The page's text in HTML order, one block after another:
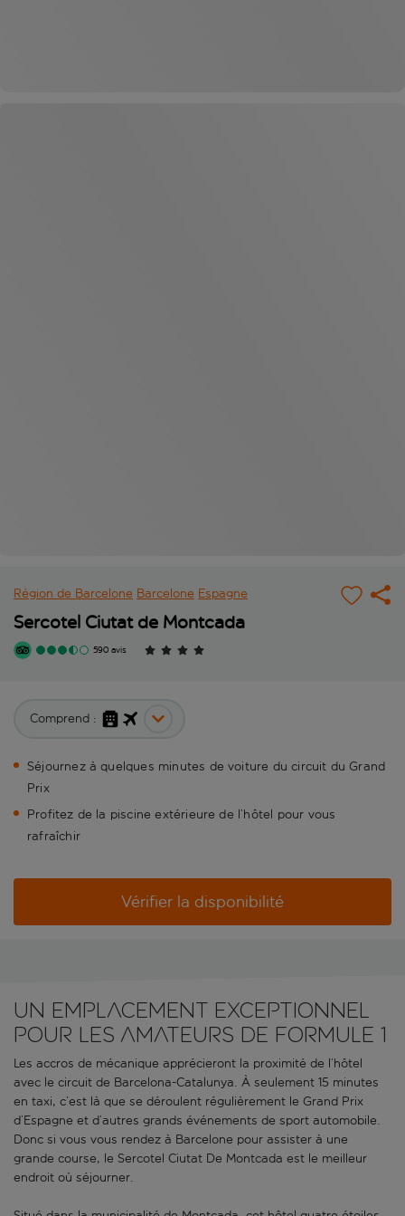
Région de Barcelone Barcelone Espagne
Sercotel Ciutat de Montcada
590 avis
Comprend :
Séjournez à quelques minutes de voiture du circuit du Grand
Prix
Profitez de la piscine extérieure de l’hôtel pour vous
rafraîchir
Vérifier la disponibilité
Un emplacement exceptionnel
pour les amateurs de Formule 1
Les accros de mécanique apprécieront la proximité de l’hôtel
avec le circuit de Barcelona-Catalunya. À seulement 15 minutes
en taxi, c’est là que se déroulent régulièrement le Grand Prix
d’Espagne et d’autres grands événements de sport automobile.
Donc si vous vous rendez à Barcelone pour assister à une
grande course, le Sercotel Ciutat De Montcada est le meilleur
endroit où séjourner.